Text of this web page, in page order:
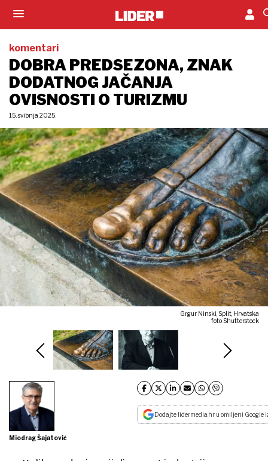
komentari
DOBRA PREDSEZONA, ZNAK
DODATNOG JAČANJA
OVISNOSTI O TURIZMU
15. svibnja 2025.
Grgur Ninski, Split, Hrvatska
foto Shutterstock
Miodrag Šajatović
Dodajte lidermedia.hr u omiljeni Google